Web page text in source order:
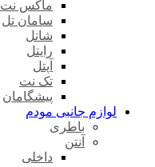
ماکس نت
سامان تل
شاتل
رایتل
آپتل
تک نت
پیشگامان
لوازم جانبی مودم
باطری
آنتن
داخلی